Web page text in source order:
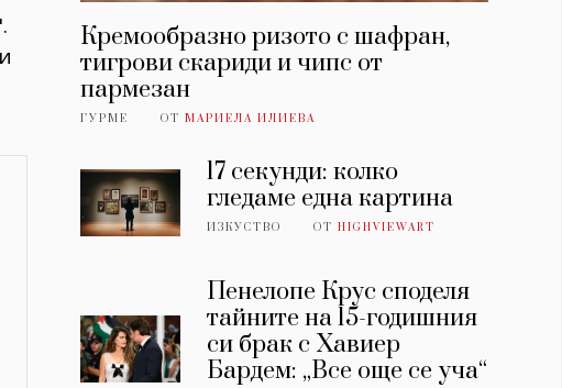
Кремообразно ризото с шафран,
тигрови скариди и чипс от
пармезан
ГУРМЕ ОТ МАРИЕЛА ИЛИЕВА
17 секунди: колко
гледаме една картина
ИЗКУСТВО ОТHIGHVIEWART
Пенелопе Крус споделя
тайните на 15-годишния
си брак с Хавиер
Бардем: „Все още се уча“